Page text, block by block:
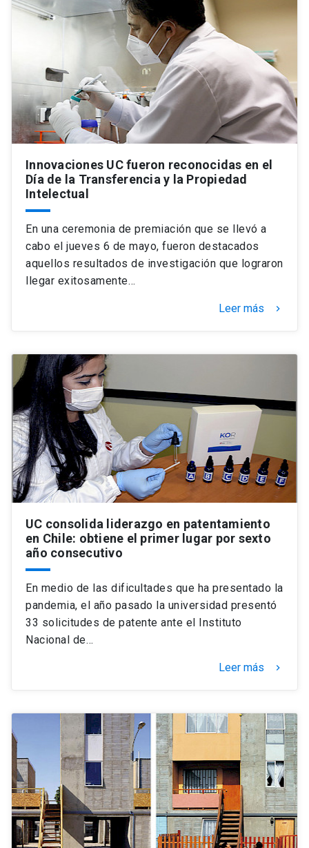
Innovaciones UC fueron reconocidas en el
Día de la Transferencia y la Propiedad
Intelectual
En una ceremonia de premiación que se llevó a
cabo el jueves 6 de mayo, fueron destacados
aquellos resultados de investigación que lograron
llegar exitosamente…
Leer más keyboard_arrow_right
UC consolida liderazgo en patentamiento
en Chile: obtiene el primer lugar por sexto
año consecutivo
En medio de las dificultades que ha presentado la
pandemia, el año pasado la universidad presentó
33 solicitudes de patente ante el Instituto
Nacional de…
Leer más keyboard_arrow_right